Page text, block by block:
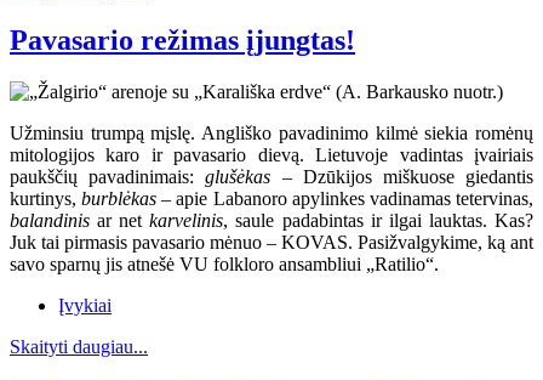
Pavasario režimas įjungtas!
Užminsiu trumpą mįslę. Angliško pavadinimo kilmė siekia romėnų
mitologijos karo ir pavasario dievą. Lietuvoje vadintas įvairiais
paukščių pavadinimais:glušėkas – Dzūkijos miškuose giedantis
kurtinys,burblėkas– apie Labanoro apylinkes vadinamas tetervinas,
balandinisar netkarvelinis, saule padabintas ir ilgai lauktas. Kas?
Juk tai pirmasis pavasario mėnuo – KOVAS. Pasižvalgykime, ką ant
savo sparnų jis atnešė VU folkloro ansambliui „Ratilio“.
Įvykiai
Skaityti daugiau...